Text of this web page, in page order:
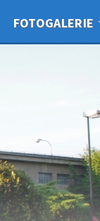
FOTOGALERIE